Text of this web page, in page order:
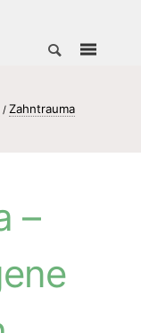
/ Zahntrauma
–